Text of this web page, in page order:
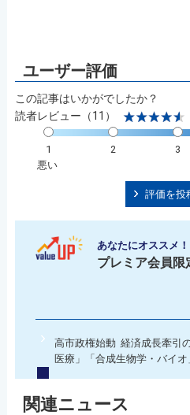
この記事はいかがでしたか？
読者レビュー（11）
1 2 3
悪い
評価を投
あなたにオススメ！
プレミア会員限
高市政権始動 経済成長牽引
医療」「合成生物学・バイオ
関連ニュース